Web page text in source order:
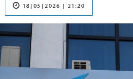
18|05|2026 | 21:20